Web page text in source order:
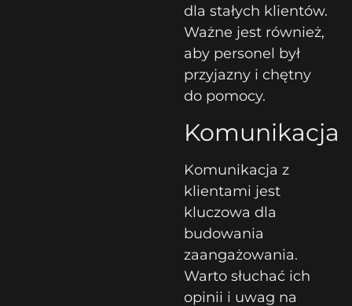
dla stałych klientów.
Ważne jest również,
aby personel był
przyjazny i chętny
do pomocy.
Komunikacja
Komunikacja z
klientami jest
kluczowa dla
budowania
zaangażowania.
Warto słuchać ich
opinii i uwag na